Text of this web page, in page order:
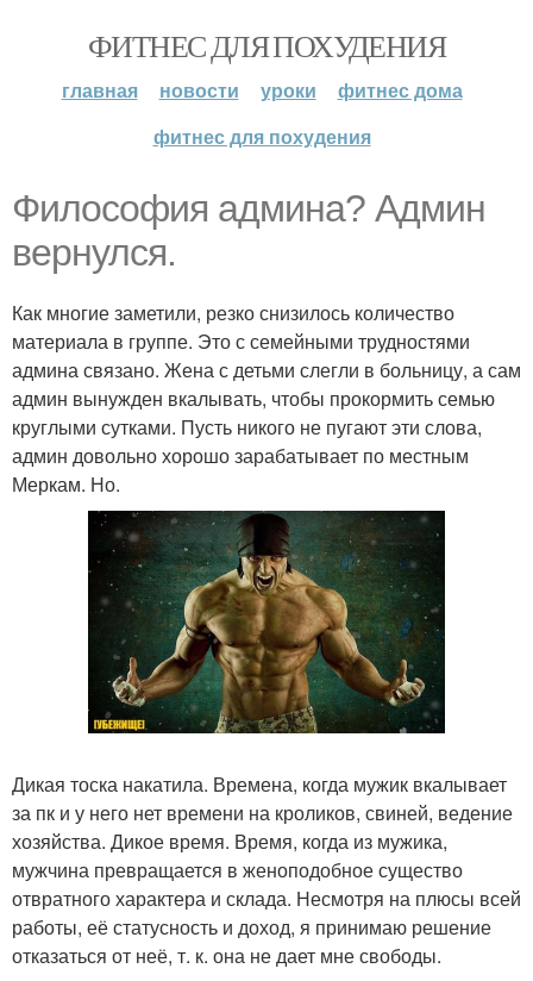
ФИТНЕС ДЛЯ ПОХУДЕНИЯ
главная новости уроки
фитнес дома
фитнес для похудения
Философия админа? Админ
вернулся.
Как многие заметили, резко снизилось количество
материала в группе. Это с семейными трудностями
админа связано. Жена с детьми слегли в больницу, а сам
админ вынужден вкалывать, чтобы прокормить семью
круглыми сутками. Пусть никого не пугают эти слова,
админ довольно хорошо зарабатывает по местным
Меркам. Но.
Дикая тоска накатила. Времена, когда мужик вкалывает
за пк и у него нет времени на кроликов, свиней, ведение
хозяйства. Дикое время. Время, когда из мужика,
мужчина превращается в женоподобное существо
отвратного характера и склада. Несмотря на плюсы всей
работы, её статусность и доход, я принимаю решение
отказаться от неё, т. к. она не дает мне свободы.